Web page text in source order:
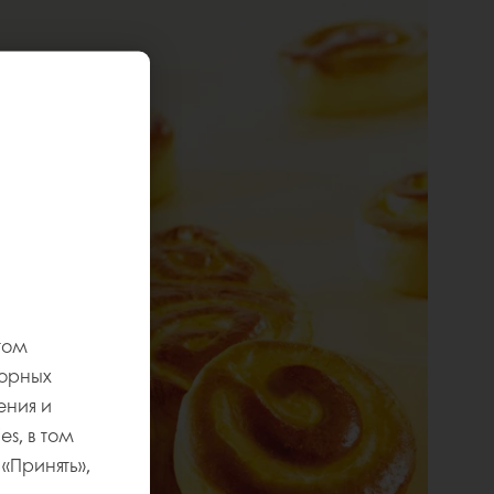
и
в том